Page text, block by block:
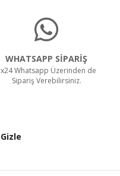
WHATSAPP SİPARİŞ
Whatsapp Üzerinden de
Sipariş Verebilirsiniz.